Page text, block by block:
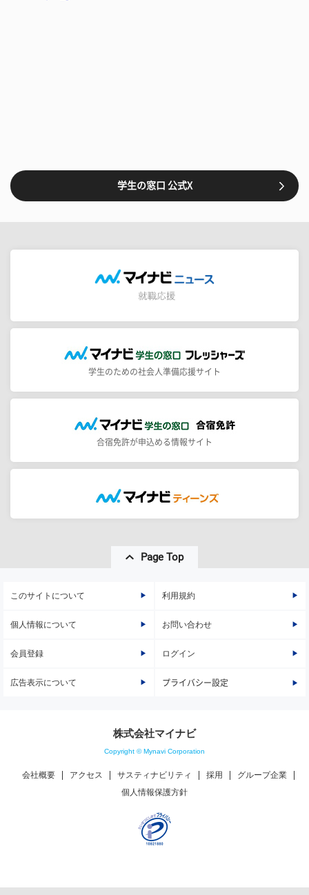
学生の窓口 公式X
学生のための社会人準備応援サイト
合宿免許が申込める情報サイト
Page Top
このサイトについて 利用規約
個人情報について お問い合わせ
会員登録 ログイン
広告表示について プライバシー設定
株式会社マイナビ
Copyright © Mynavi Corporation
会社概要 アクセス サスティナビリティ 採用
グループ企業
個人情報保護方針